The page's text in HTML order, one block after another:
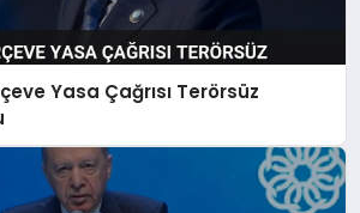
Yasa Çağrısı Terörsüz